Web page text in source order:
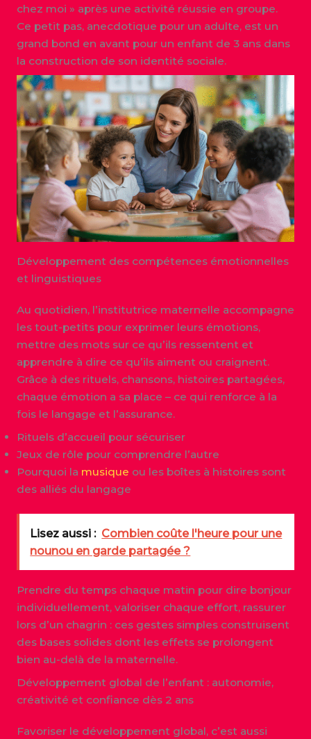
chez moi » après une activité réussie en groupe.
Ce petit pas, anecdotique pour un adulte, est un
grand bond en avant pour un enfant de 3 ans dans
la construction de son identité sociale.
Développement des compétences émotionnelles
et linguistiques
Au quotidien, l’institutrice maternelle accompagne
les tout-petits pour exprimer leurs émotions,
mettre des mots sur ce qu’ils ressentent et
apprendre à dire ce qu’ils aiment ou craignent.
Grâce à des rituels, chansons, histoires partagées,
chaque émotion a sa place – ce qui renforce à la
fois le langage et l’assurance.
Rituels d’accueil pour sécuriser
Jeux de rôle pour comprendre l’autre
Pourquoi la musique ou les boîtes à histoires sont
des alliés du langage
Lisez aussi : Combien coûte l'heure pour une
nounou en garde partagée ?
Prendre du temps chaque matin pour dire bonjour
individuellement, valoriser chaque effort, rassurer
lors d’un chagrin : ces gestes simples construisent
des bases solides dont les effets se prolongent
bien au-delà de la maternelle.
Développement global de l’enfant : autonomie,
créativité et confiance dès 2 ans
Favoriser le développement global, c’est aussi